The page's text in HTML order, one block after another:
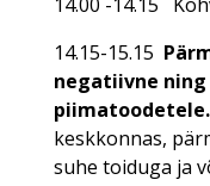
14.15-15.15
negatiivne
piimatoodetele.
keskkonnas,
suhe toiduga ja